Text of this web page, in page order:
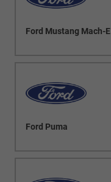
Ford Mustang Mach-E
Ford Puma